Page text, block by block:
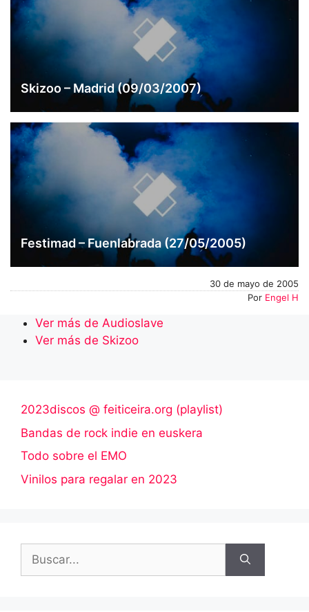
Skizoo – Madrid (09/03/2007)
Festimad – Fuenlabrada (27/05/2005)
30 de mayo de 2005
Por Engel H
Ver más de Audioslave
Ver más de Skizoo
2023discos @ feiticeira.org (playlist)
Bandas de rock indie en euskera
Todo sobre el EMO
Vinilos para regalar en 2023